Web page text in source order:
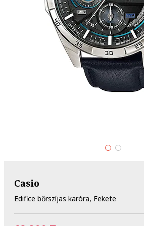
Casio
Edifice bőrszíjas karóra, Fekete